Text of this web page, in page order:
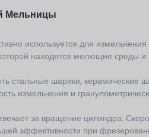
Мельницы
используется для
находятся мелющие среды
стальные шарики, керамические
измельчения и
за вращение цилиндра.
эффективности при